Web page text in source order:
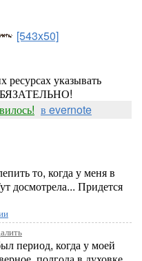
[543x50]
ресурсах указывать
в evernote
то, когда у меня в
досмотрела... Придется
период, когда у моей